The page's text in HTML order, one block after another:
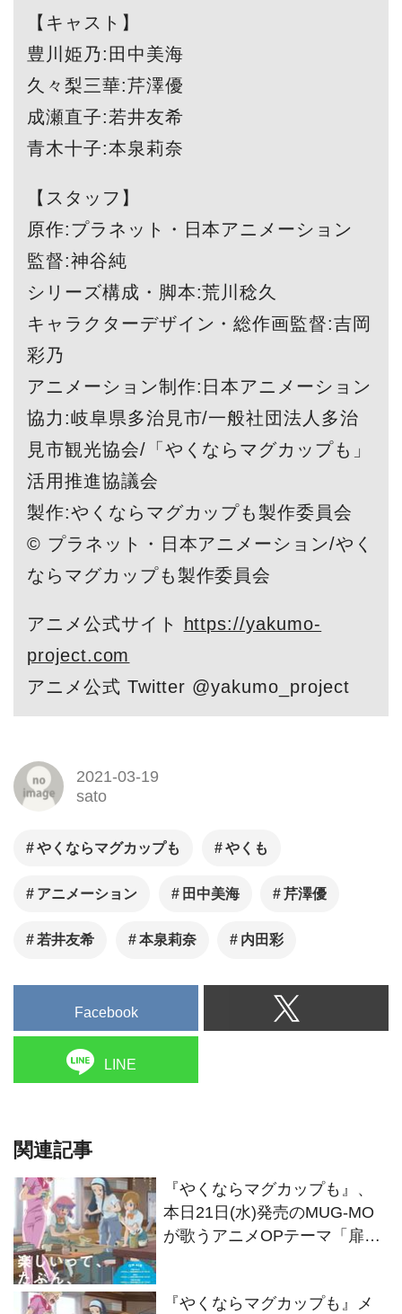
【キャスト】
豊川姫乃:田中美海
久々梨三華:芹澤優
成瀬直子:若井友希
青木十子:本泉莉奈
【スタッフ】
原作:プラネット・日本アニメーション
監督:神谷純
シリーズ構成・脚本:荒川稔久
キャラクターデザイン・総作画監督:吉岡
彩乃
アニメーション制作:日本アニメーション
協力:岐阜県多治見市/一般社団法人多治
見市観光協会/「やくならマグカップも」
活用推進協議会
製作:やくならマグカップも製作委員会
© プラネット・日本アニメーション/やく
ならマグカップも製作委員会
アニメ公式サイト
https://yakumo-
project.com
アニメ公式 Twitter @yakumo_project
2021-03-19
sato
やくならマグカップも やくも
アニメーション 田中美海 芹澤優
若井友希 本泉莉奈 内田彩
Facebook
LINE
関連記事
『やくならマグカップも』、
本日21日(水)発売のMUG-MO
が歌うアニメOPテーマ「扉を
『やくならマグカップも』メ